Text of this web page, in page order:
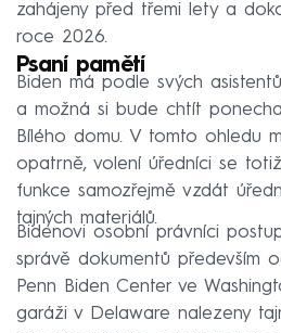
zahájeny před třemi lety a
roce 2026.
Psaní pamětí
Biden má podle svých
a možná si bude chtít
Bílého domu. V tomto ohledu
opatrně, volení úředníci se
funkce samozřejmě vzdát
tajných materiálů.
Bidenovi osobní právníci
správě dokumentů především
Penn Biden Center ve
garáži v Delaware nalezeny